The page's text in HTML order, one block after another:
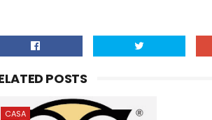
POSTS
CASA